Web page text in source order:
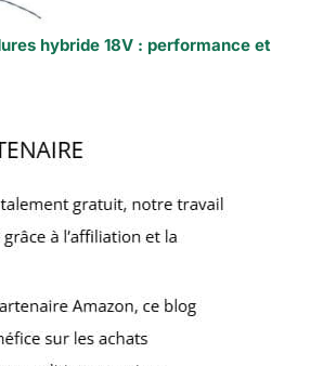
hybride 18V : performance et